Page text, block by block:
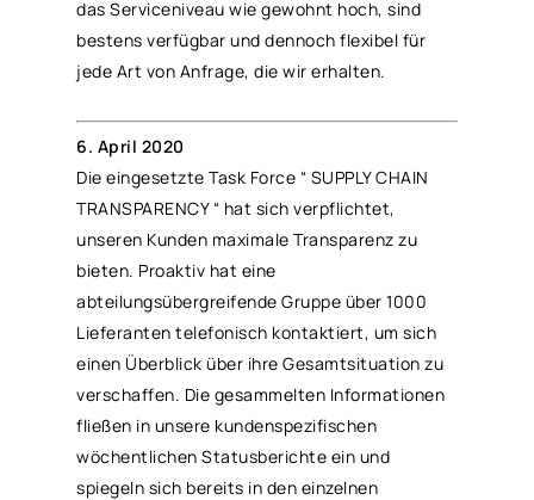
das Serviceniveau wie gewohnt hoch, sind
bestens verfügbar und dennoch flexibel für
jede Art von Anfrage, die wir erhalten.
6. April 2020
Die eingesetzte Task Force “ SUPPLY CHAIN
TRANSPARENCY “ hat sich verpflichtet,
unseren Kunden maximale Transparenz zu
bieten. Proaktiv hat eine
abteilungsübergreifende Gruppe über 1000
Lieferanten telefonisch kontaktiert, um sich
einen Überblick über ihre Gesamtsituation zu
verschaffen. Die gesammelten Informationen
fließen in unsere kundenspezifischen
wöchentlichen Statusberichte ein und
spiegeln sich bereits in den einzelnen